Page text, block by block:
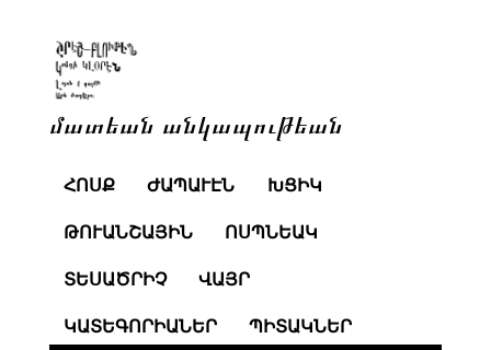
մատեան անկապութեան
ՀՈՍՔ ԺԱՊԱՒԷՆ ԽՑԻԿ
ԹՈՒԱՆՇԱՅԻՆ ՈՍՊՆԵԱԿ
ՏԵՍԱԾՐԻՉ ՎԱՅՐ
ԿԱՏԵԳՈՐԻԱՆԵՐ ՊԻՏԱԿՆԵՐ